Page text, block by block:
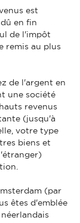
est
en fin
de l'impôt
remis au plus
de l'argent en
une société
revenus
(jusqu'à
votre type
biens et
(par
êtes d'emblée